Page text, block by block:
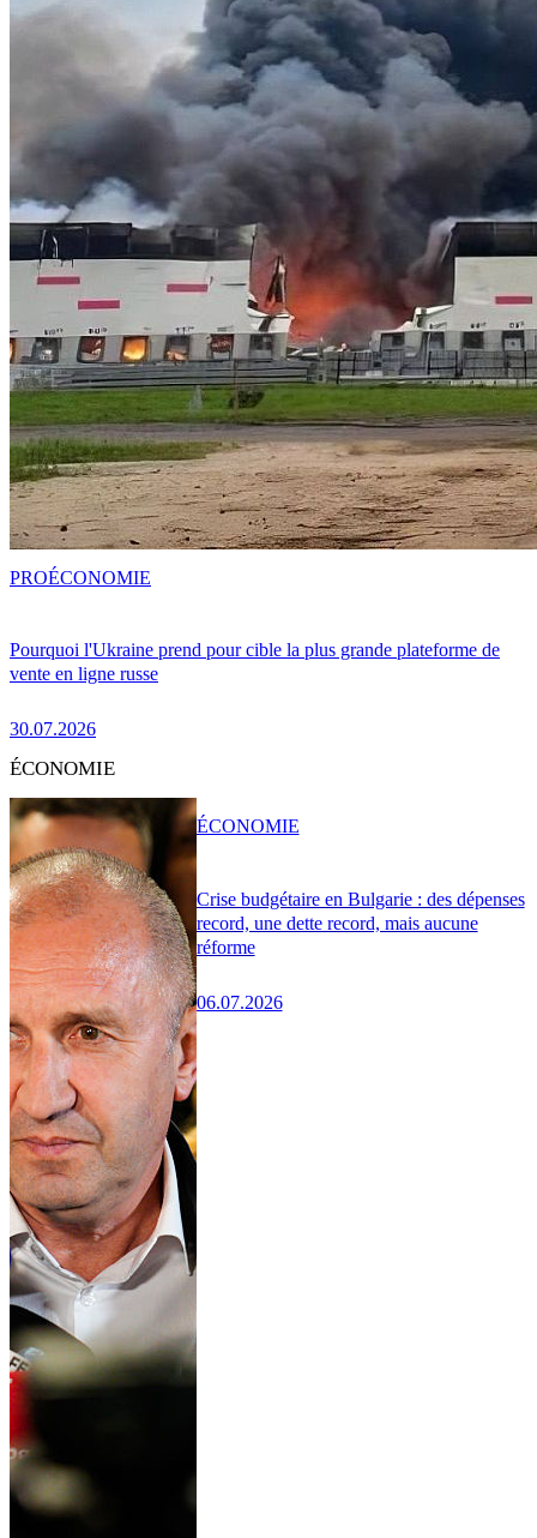
Pourquoi l'Ukraine prend pour cible la plus grande plateforme de
vente en ligne russe
30.07.2026
PROÉCONOMIE
ÉCONOMIE
Crise budgétaire en Bulgarie : des dépenses
record, une dette record, mais aucune
réforme
06.07.2026
ÉCONOMIE